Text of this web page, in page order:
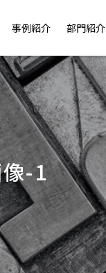
事例紹介 部門紹介
-1